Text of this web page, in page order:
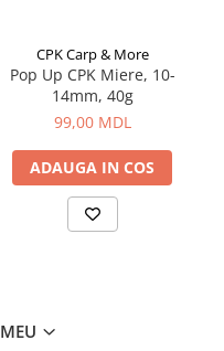
CPK Carp & More
Pop Up CPK Miere, 10-
14mm, 40g
99,00 MDL
ADAUGA IN COS